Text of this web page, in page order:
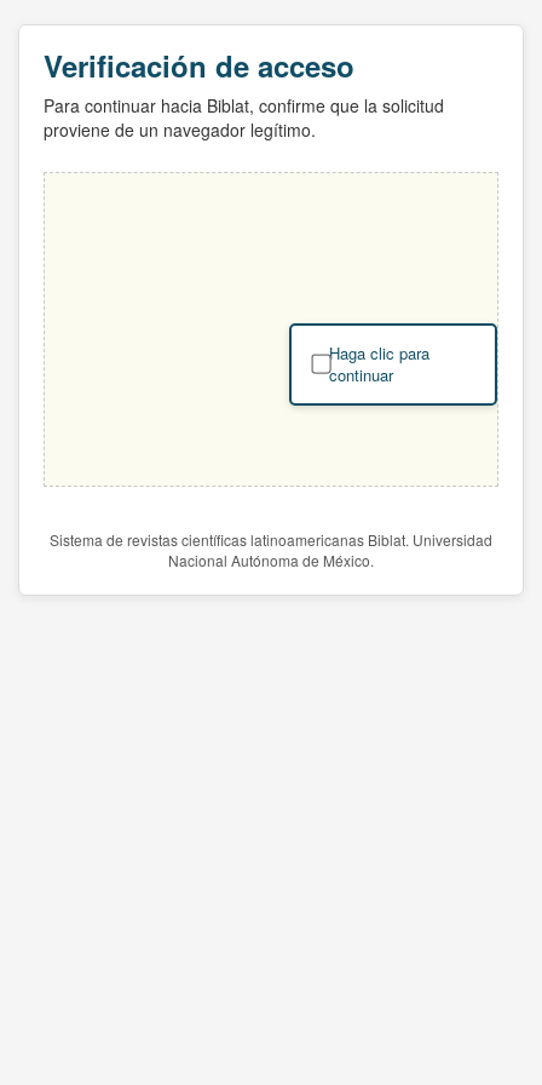
Verificación de acceso
Para continuar hacia Biblat, confirme que la solicitud
proviene de un navegador legítimo.
Haga clic para
continuar
Sistema de revistas científicas latinoamericanas Biblat. Universidad
Nacional Autónoma de México.